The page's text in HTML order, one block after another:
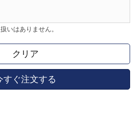
いはありません。
クリア
すぐ注文する